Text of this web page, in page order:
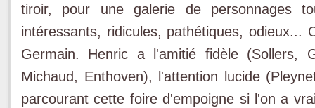
tiroir, pour une galerie de personnages
intéressants, ridicules, pathétiques, odieux...
Germain. Henric a l'amitié fidèle (Sollers,
Michaud, Enthoven), l'attention lucide
parcourant cette foire d'empoigne si l'on a